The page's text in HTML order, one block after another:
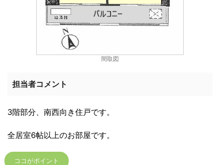
間取図
担当者コメント
3階部分、南西向き住戸です。
全居室6帖以上のお部屋です。
ココがポイント